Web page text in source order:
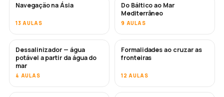
EM BREVE
Navegação na Ásia
13 AULAS
EM BREVE
Do Báltico ao Mar
Mediterrâneo
9 AULAS
EM BREVE
Dessalinizador — água
potável a partir da água do
mar
4 AULAS
Formalidades ao cruzar as
fronteiras
12 AULAS